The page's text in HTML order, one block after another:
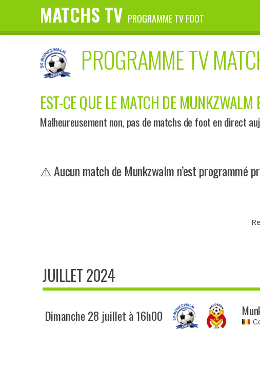
MATCHS TV PROGRAMME TV FOOT
PROGRAMME TV
EST-CE QUE LE MATCH DE MUNKZWALM
Malheureusement non, pas de matchs de foot en direct
⚠️ Aucun match de Munkzwalm n’est programmé
JUILLET 2024
Dimanche 28 juillet à 16h00